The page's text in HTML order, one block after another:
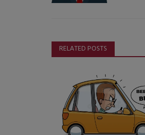
RELATED POSTS